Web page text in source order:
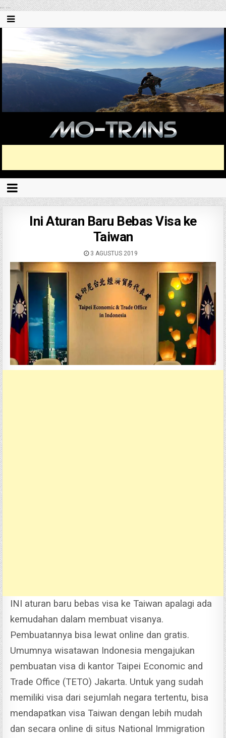
......
Ini Aturan Baru Bebas Visa ke
Taiwan
3 AGUSTUS 2019
INI aturan baru bebas visa ke Taiwan apalagi ada
kemudahan dalam membuat visanya.
Pembuatannya bisa lewat online dan gratis.
Umumnya wisatawan Indonesia mengajukan
pembuatan visa di kantor Taipei Economic and
Trade Office (TETO) Jakarta. Untuk yang sudah
memiliki visa dari sejumlah negara tertentu, bisa
mendapatkan visa Taiwan dengan lebih mudah
dan secara online di situs National Immigration